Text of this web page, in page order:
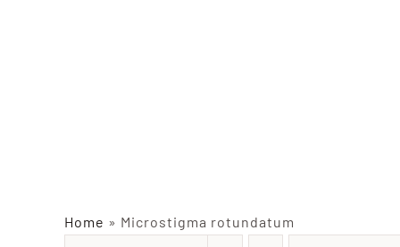
Home » Microstigma rotundatum